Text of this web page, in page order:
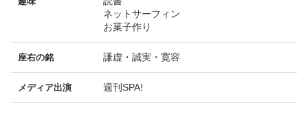
ネットサーフィン
お菓子作り
座右の銘 謙虚・誠実・寛容
メディア出演 週刊SPA!